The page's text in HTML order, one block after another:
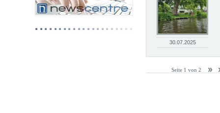
30.07.2025
Seite 1 von 2